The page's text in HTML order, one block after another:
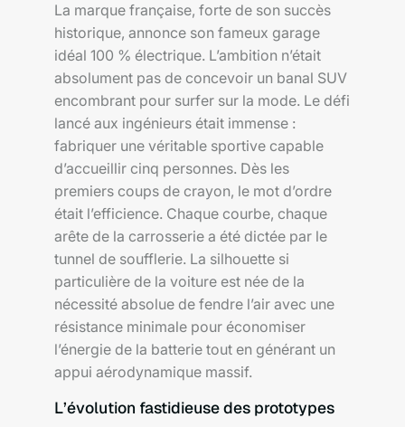
La marque française, forte de son succès
historique, annonce son fameux garage
idéal 100 % électrique. L’ambition n’était
absolument pas de concevoir un banal SUV
encombrant pour surfer sur la mode. Le défi
lancé aux ingénieurs était immense :
fabriquer une véritable sportive capable
d’accueillir cinq personnes. Dès les
premiers coups de crayon, le mot d’ordre
était l’efficience. Chaque courbe, chaque
arête de la carrosserie a été dictée par le
tunnel de soufflerie. La silhouette si
particulière de la voiture est née de la
nécessité absolue de fendre l’air avec une
résistance minimale pour économiser
l’énergie de la batterie tout en générant un
appui aérodynamique massif.
L’évolution fastidieuse des prototypes